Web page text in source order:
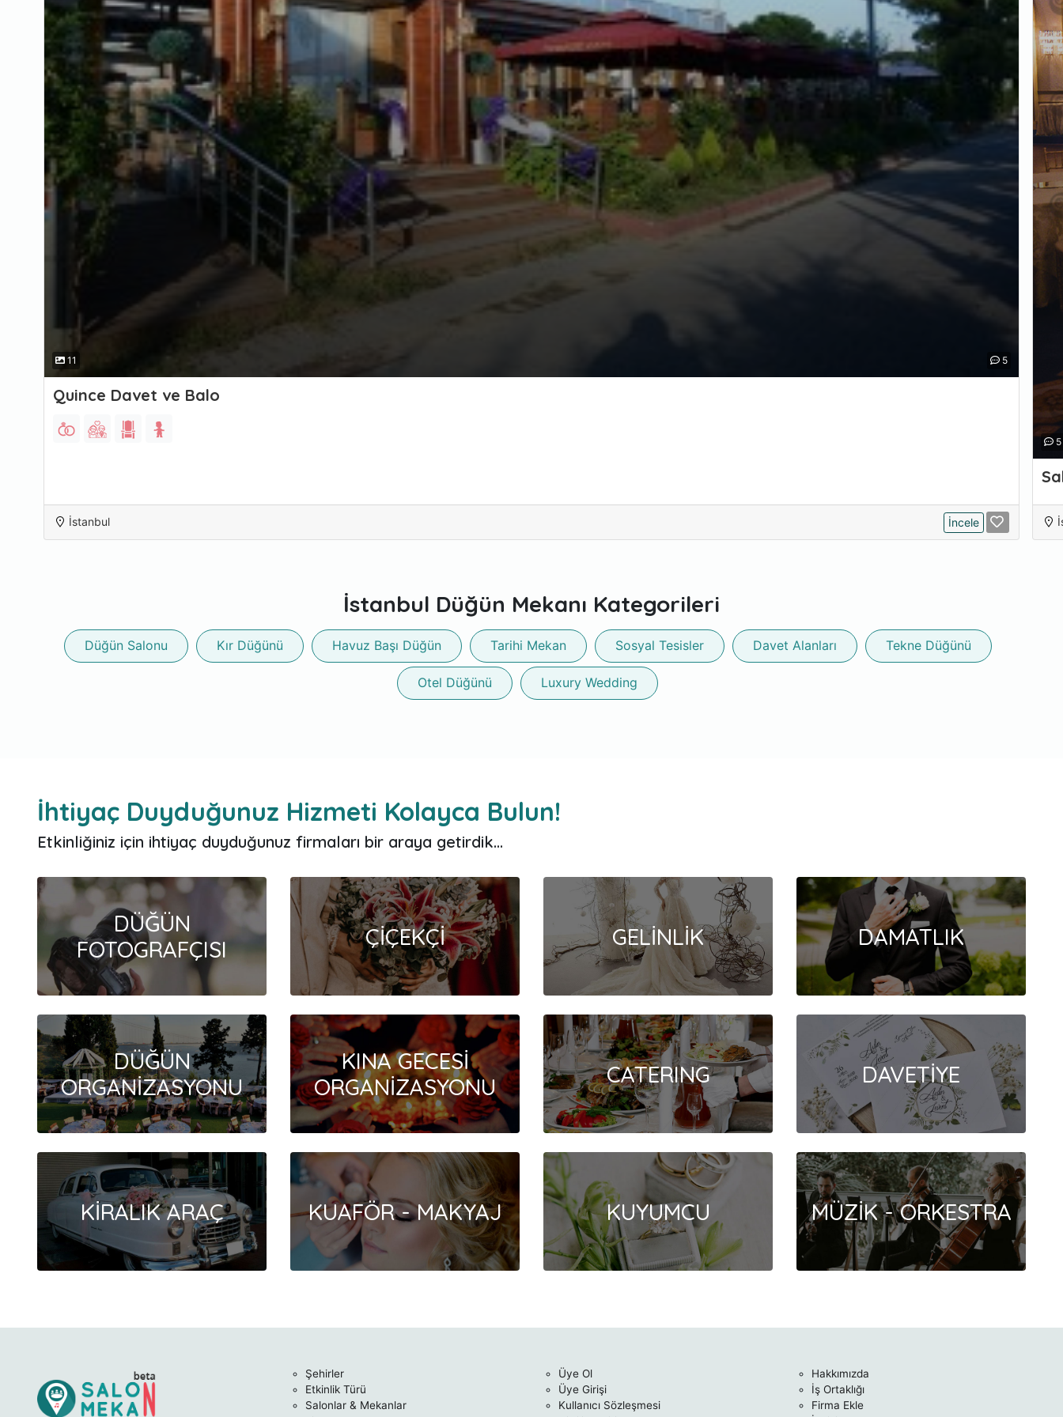
11 5
Quince Davet ve Balo
İstanbul İncele
5
İstanbul Düğün Mekanı Kategorileri
Düğün Salonu Kır Düğünü Havuz Başı Düğün Tarihi Mekan Sosyal Tesisler Davet Alanları Tekne Düğünü
Otel Düğünü Luxury Wedding
İhtiyaç Duyduğunuz Hizmeti Kolayca Bulun!
Etkinliğiniz için ihtiyaç duyduğunuz firmaları bir araya getirdik...
DÜĞÜN
FOTOGRAFÇISI
ÇİÇEKÇİ GELİNLİK DAMATLIK
DÜĞÜN
ORGANİZASYONU
KINA GECESİ
ORGANİZASYONU
CATERING DAVETİYE
KİRALIK ARAÇ KUAFÖR - MAKYAJ KUYUMCU MÜZİK - ORKESTRA
Şehirler
Etkinlik Türü
Salonlar & Mekanlar
Üye Ol
Üye Girişi
Kullanıcı Sözleşmesi
Hakkımızda
İş Ortaklığı
Firma Ekle